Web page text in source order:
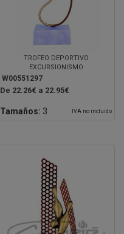
TROFEO DEPORTIVO
EXCURSIONISMO
W00551297
De 22.26€ a 22.95€
Tamaños: 3 IVA no incluido